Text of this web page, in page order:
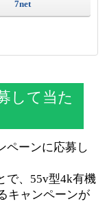
7net
して当た
ペーンに応募し
で、55v型4k有機
キャンペーンが